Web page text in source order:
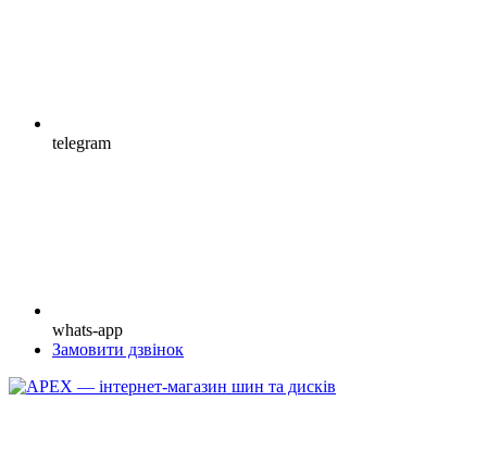
telegram
whats-app
Замовити дзвінок